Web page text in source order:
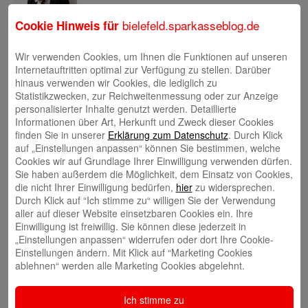
Natalia Tietz
Ausbildung & Karriere
Berufsausbildung
Berufsorientierung & Praktikum
Filialen
Filialen und Geldautomaten
Internet-Filiale und Online-Banking
Video-Beratung in der Internet-Filiale
Gründerberatung
Cookie Hinweis für bielefeld.sparkasseblog.de
Wir verwenden Cookies, um Ihnen die Funktionen auf unseren
Internetauftritten optimal zur Verfügung zu stellen. Darüber
hinaus verwenden wir Cookies, die lediglich zu
Statistikzwecken, zur Reichweitenmessung oder zur Anzeige
personalisierter Inhalte genutzt werden. Detaillierte
Informationen über Art, Herkunft und Zweck dieser Cookies
finden Sie in unserer Erklärung zum Datenschutz. Durch Klick
auf „Einstellungen anpassen“ können Sie bestimmen, welche
Cookies wir auf Grundlage Ihrer Einwilligung verwenden dürfen.
Sie haben außerdem die Möglichkeit, dem Einsatz von Cookies,
die nicht Ihrer Einwilligung bedürfen, hierzu widersprechen.
Durch Klick auf “Ich stimme zu“ willigen Sie der Verwendung
aller auf dieser Website einsetzbaren Cookies ein. Ihre
Einwilligung ist freiwillig. Sie können diese jederzeit in
„Einstellungen anpassen“ widerrufen oder dort Ihre Cookie-
Einstellungen ändern. Mit Klick auf “Marketing Cookies
ablehnen“ werden alle Marketing Cookies abgelehnt.
Ich stimme zu